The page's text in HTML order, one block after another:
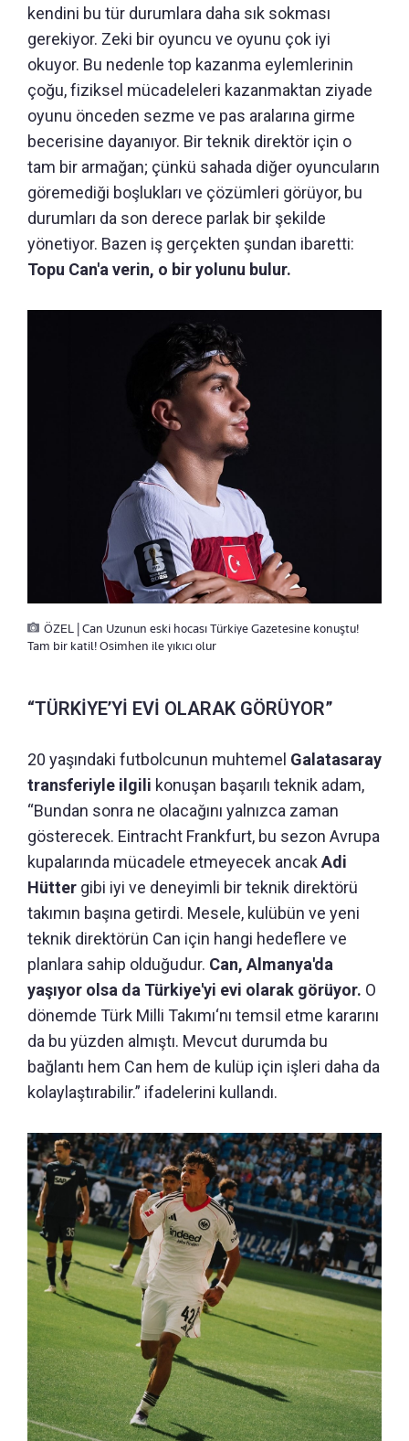
kendini bu tür durumlara daha sık sokması
gerekiyor. Zeki bir oyuncu ve oyunu çok iyi
okuyor. Bu nedenle top kazanma eylemlerinin
çoğu, fiziksel mücadeleleri kazanmaktan ziyade
oyunu önceden sezme ve pas aralarına girme
becerisine dayanıyor. Bir teknik direktör için o
tam bir armağan; çünkü sahada diğer oyuncuların
göremediği boşlukları ve çözümleri görüyor, bu
durumları da son derece parlak bir şekilde
yönetiyor. Bazen iş gerçekten şundan ibaretti:
Topu Can'a verin, o bir yolunu bulur.
ÖZEL | Can Uzunun eski hocası Türkiye Gazetesine konuştu!
Tam bir katil! Osimhen ile yıkıcı olur
“TÜRKİYE’Yİ EVİ OLARAK GÖRÜYOR”
20 yaşındaki futbolcunun muhtemel Galatasaray
transferiyle ilgili konuşan başarılı teknik adam,
“Bundan sonra ne olacağını yalnızca zaman
gösterecek. Eintracht Frankfurt, bu sezon Avrupa
kupalarında mücadele etmeyecek ancakAdi
Hütter gibi iyi ve deneyimli bir teknik direktörü
takımın başına getirdi. Mesele, kulübün ve yeni
teknik direktörün Can için hangi hedeflere ve
planlara sahip olduğudur. Can, Almanya'da
yaşıyor olsa da Türkiye'yi evi olarak görüyor. O
dönemde Türk Milli Takımı‘nı temsil etme kararını
da bu yüzden almıştı. Mevcut durumda bu
bağlantı hem Can hem de kulüp için işleri daha da
kolaylaştırabilir.” ifadelerini kullandı.